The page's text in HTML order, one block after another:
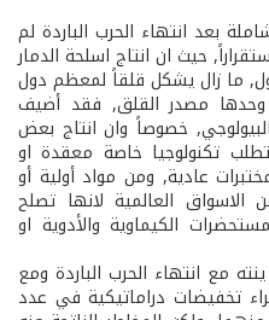
بعد انتهاء الحرب الباردة لم
حيث ان انتاج اسلحة الدمار
ما زال يشكل قلقاً لمعظم دول
وحدها مصدر القلق, فقد أضيف
خصوصاً وان انتاج بعض
تكنولوجيا خاصة معقدة او
عادية, ومن مواد أولية أو
العالمية لانها تصلح
الكيماوية والأدوية او
مع انتهاء الحرب الباردة ومع
تخفيضات دراماتيكية في عدد